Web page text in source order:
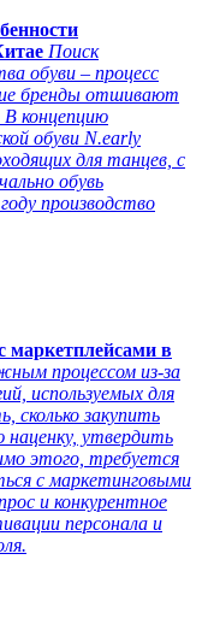
Поиск
обуви – процесс
бренды отшивают
В концепцию
обуви N.early
для танцев, с
обувь
производство
маркетплейсами в
процессом из-за
используемых для
сколько закупить
утвердить
этого, требуется
с маркетинговыми
и конкурентное
персонала и